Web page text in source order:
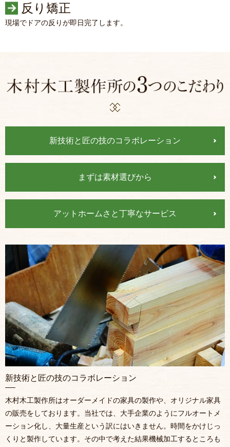
反り矯正
現場でドアの反りが即日完了します。
新技術と匠の技のコラボレーション
まずは素材選びから
アットホームさと丁寧なサービス
新技術と匠の技のコラボレーション
木村木工製作所はオーダーメイドの家具の製作や、オリジナル家具
の販売をしております。当社では、大手企業のようにフルオートメ
ーション化し、大量生産という訳にはいきません。時間をかけじっ
くりと製作しています。その中で考えた結果機械加工するところも